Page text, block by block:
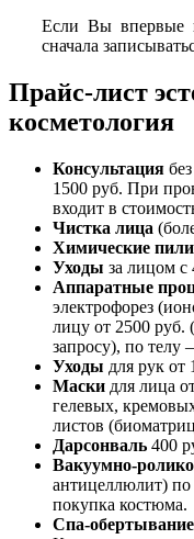
Если Вы впервые
сначала
Прайс-лист
косметология
Консультация
1500 руб. При
входит в
Чистка лица
Химические
Уходы за лицом с
Аппаратные
электрофорез
лицу от 2500 руб.
запросу), по телу
Уходы для рук от
Маски для лица
гелевых,
листов
Дарсонваль 400
Вакуумно-
антицеллюлит) по
покупка костюма.
Спа-обертывание